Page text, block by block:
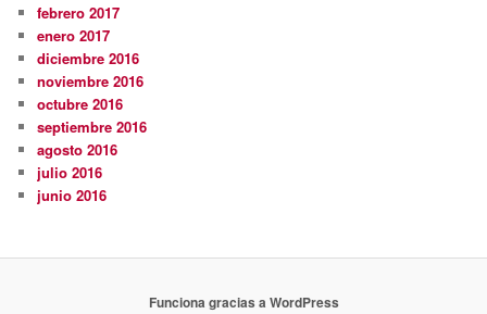
febrero 2017
enero 2017
diciembre 2016
noviembre 2016
octubre 2016
septiembre 2016
agosto 2016
julio 2016
junio 2016
Funciona gracias a WordPress